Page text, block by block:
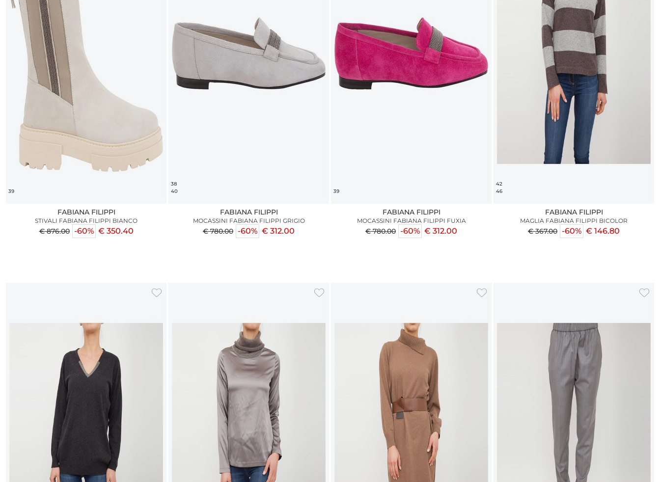
39
FABIANA FILIPPI
STIVALI FABIANA FILIPPI BIANCO
€ 876.00 -60% € 350.40
38
40
FABIANA FILIPPI
MOCASSINI FABIANA FILIPPI GRIGIO
€ 780.00 -60% € 312.00
39
FABIANA FILIPPI
MOCASSINI FABIANA FILIPPI FUXIA
€ 780.00 -60% € 312.00
42
46
FABIANA FILIPPI
MAGLIA FABIANA FILIPPI BICOLOR
€ 367.00 -60% € 146.80